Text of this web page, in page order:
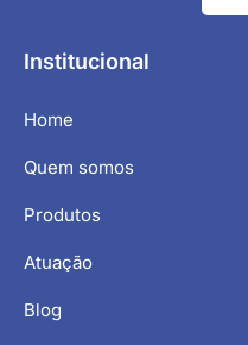
Institucional
Home
Quem somos
Produtos
Atuação
Blog